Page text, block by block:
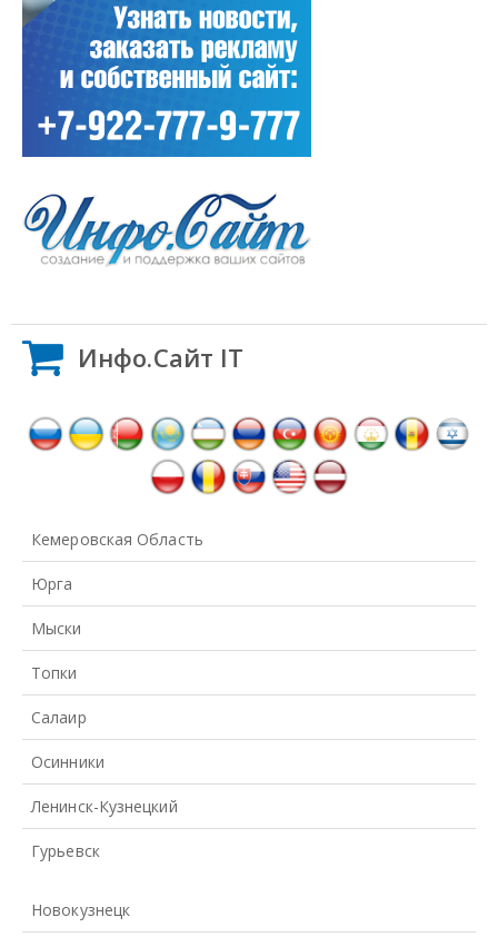
Инфо.Сайт IT
Кемеровская Область
Юрга
Мыски
Топки
Салаир
Осинники
Ленинск-Кузнецкий
Гурьевск
Новокузнецк